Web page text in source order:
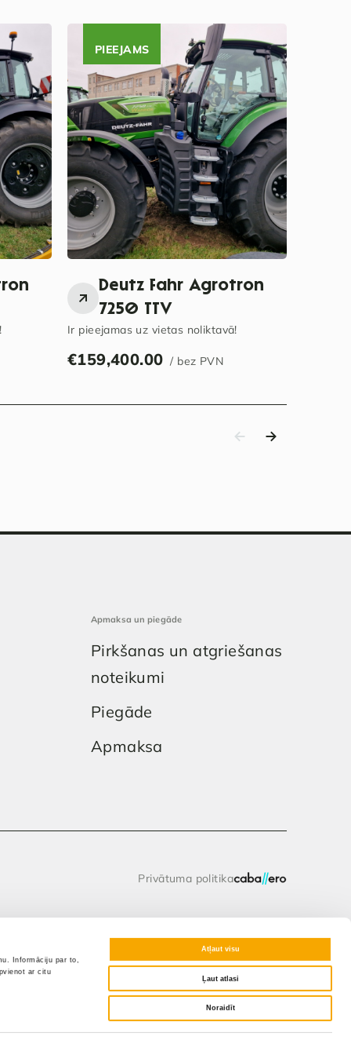
Informāciju par to,
ar citu
Atļaut visu
Ļaut atlasi
Noraidīt
PIEEJAMS
Deutz Fahr Agrotron
7250 TTV
Ir pieejamas uz vietas noliktavā!
€159,400.00 / bez PVN
Apmaksa un piegāde
Pirkšanas un atgriešanas
noteikumi
Piegāde
Apmaksa
Privātuma politika